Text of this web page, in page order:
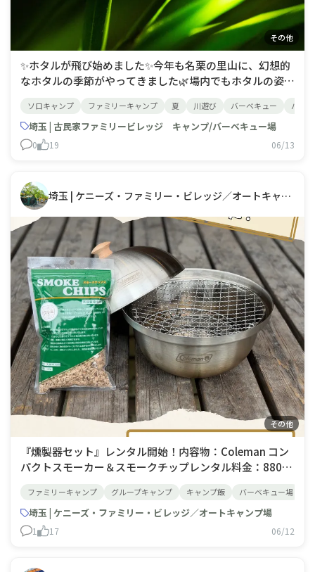
その他
✨ホタルが飛び始めました✨今年も名栗の里山に、幻想的
なホタルの季節がやってきました🌿場内でもホタルの姿が
けます✨日中は名栗川での川遊びを満喫。19時頃になる
と、河原ではホタルがやさしく光を灯しながら舞い始めま
す🏕️お子さまにとっても、自然の中でホタ
ソロキャンプ ファミリーキャンプ 夏 川遊び バーベキュー バー
埼玉 | 古民家ファミリービレッジ キャンプ/バーベキュー場
0 19 06/13
埼玉 | ケニーズ・ファミリー・ビレッジ／オートキャンプ場
その他
『燻製器セット』レンタル開始！内容物：Coleman コン
パクトスモーカー＆スモークチップレンタル料金：880円
どの食材を入れて待つだけ！約30分で本格燻製が楽しめ
ます♪いつもの食材が、香り豊かなごちそうに大変身✨さ
らに！スモークチップ付きなので追
ファミリーキャンプ グループキャンプ キャンプ飯 バーベキュー場
埼玉 | ケニーズ・ファミリー・ビレッジ／オートキャンプ場
1 17 06/12